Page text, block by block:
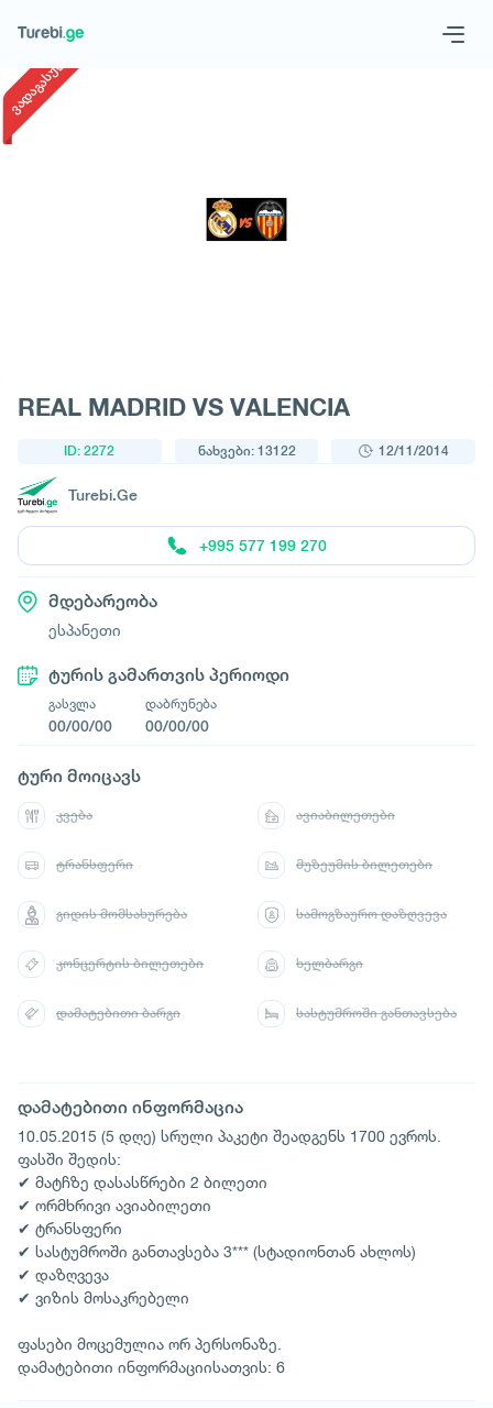
ვადაგასული
REAL MADRID VS VALENCIA
ID: 2272 ნახვები: 13122 12/11/2014
Turebi.Ge
+995 577 199 270
მდებარეობა
ესპანეთი
ტურის გამართვის პერიოდი
გასვლა
00/00/00
დაბრუნება
00/00/00
დამატებითი ინფორმაცია
10.05.2015 (5 დღე) სრული პაკეტი შეადგენს 1700 ევროს.
ფასში შედის:
✔ მატჩზე დასასწრები 2 ბილეთი
✔ ორმხრივი ავიაბილეთი
✔ ტრანსფერი
✔ სასტუმროში განთავსება 3*** (სტადიონთან ახლოს)
✔ დაზღვევა
✔ ვიზის მოსაკრებელი
ფასები მოცემულია ორ პერსონაზე.
დამატებითი ინფორმაციისათვის: 6
ტური მოიცავს
კვება ავიაბილეთები
ტრანსფერი მუზეუმის ბილეთები
გიდის მომსახურება სამოგზაურო დაზღვევა
კონცერტის ბილეთები ხელბარგი
დამატებითი ბარგი სასტუმროში განთავსება